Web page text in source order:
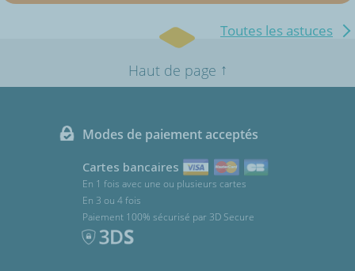
Toutes les astuces
Haut de page ↑
Modes de paiement acceptés
Cartes bancaires
En 1 fois avec une ou plusieurs cartes
En 3 ou 4 fois
Paiement 100% sécurisé par 3D Secure